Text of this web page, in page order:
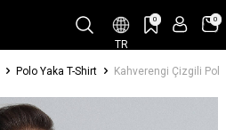
TR
0 0
Polo Yaka T-Shirt Kahverengi Çizgili